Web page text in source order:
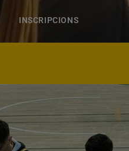
INSCRIPCIONS